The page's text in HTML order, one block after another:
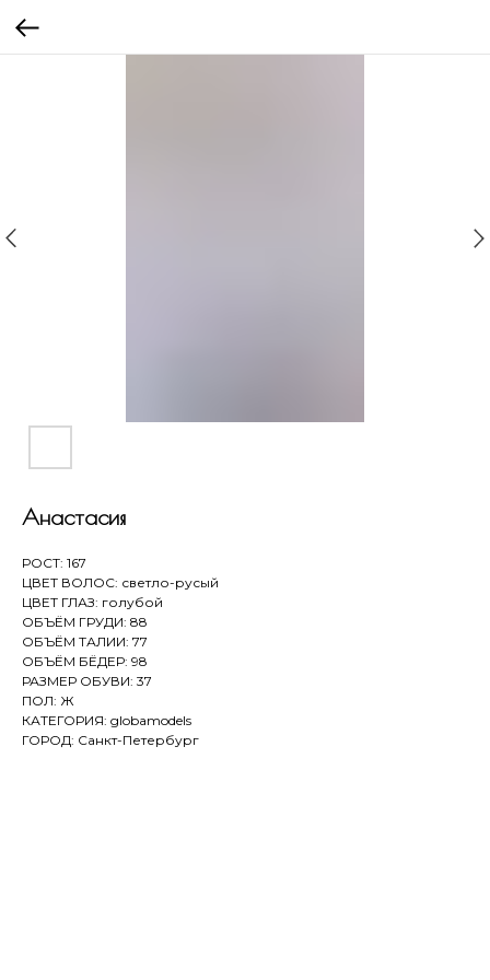
Анастасия
РОСТ: 167
ЦВЕТ ВОЛОС: светло-русый
ЦВЕТ ГЛАЗ: голубой
ОБЪЁМ ГРУДИ: 88
ОБЪЁМ ТАЛИИ: 77
ОБЪЁМ БЁДЕР: 98
РАЗМЕР ОБУВИ: 37
ПОЛ: Ж
КАТЕГОРИЯ: globamodels
ГОРОД: Санкт-Петербург